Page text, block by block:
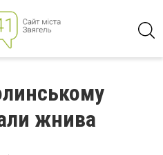
жнива